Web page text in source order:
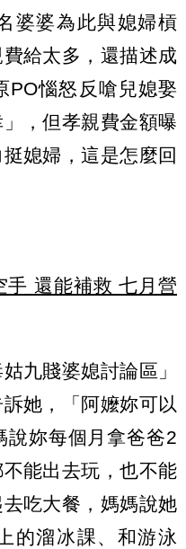
婆婆為此與媳婦槓
費給太多，還描述成
PO惱怒反嗆兒媳娶
，但孝親費金額曝
媳婦，這是怎麼回
還能補救 七月營
九賤婆媳討論區」
她，「阿嬤妳可以
說妳每個月拿爸爸2
能出去玩，也不能
吃大餐，媽媽說她
的溜冰課、和游泳